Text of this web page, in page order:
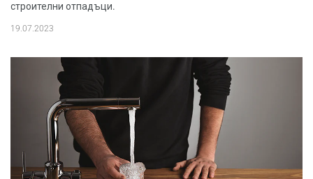
строителни отпадъци.
19.07.2023